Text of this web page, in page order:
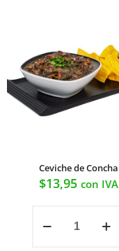
Ceviche de Concha
$13,95 con IVA